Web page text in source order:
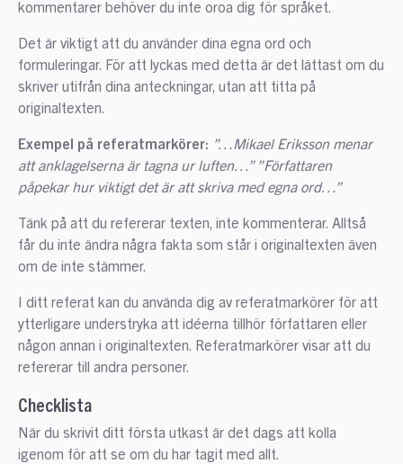
kommentarer behöver du inte oroa dig för språket.
Det är viktigt att du använder dina egna ord och
formuleringar. För att lyckas med detta är det lättast om du
skriver utifrån dina anteckningar, utan att titta på
originaltexten.
Exempel på referatmarkörer: ”…Mikael Eriksson menar
att anklagelserna är tagna ur luften…” ”Författaren
påpekar hur viktigt det är att skriva med egna ord…”
Tänk på att du refererar texten, inte kommenterar. Alltså
får du inte ändra några fakta som står i originaltexten även
om de inte stämmer.
I ditt referat kan du använda dig av referatmarkörer för att
ytterligare understryka att idéerna tillhör författaren eller
någon annan i originaltexten. Referatmarkörer visar att du
refererar till andra personer.
Checklista
När du skrivit ditt första utkast är det dags att kolla
igenom för att se om du har tagit med allt.